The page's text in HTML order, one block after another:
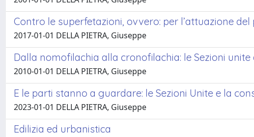
Contro le superfetazioni, ovvero: per l’attuazione
2017-01-01 DELLA PIETRA, Giuseppe
Dalla nomofilachia alla cronofilachia: le Sezioni
2010-01-01 DELLA PIETRA, Giuseppe
E le parti stanno a guardare: le Sezioni Unite e la
2023-01-01 DELLA PIETRA, Giuseppe
Edilizia ed urbanistica